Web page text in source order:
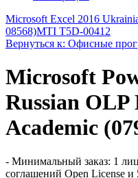
Microsoft Excel 2016
08568)MTI T5D-00412
Вернуться к: Офисные
Microsoft
Russian OLP
Academic
- Минимальный заказ: 1
соглашений Open License и